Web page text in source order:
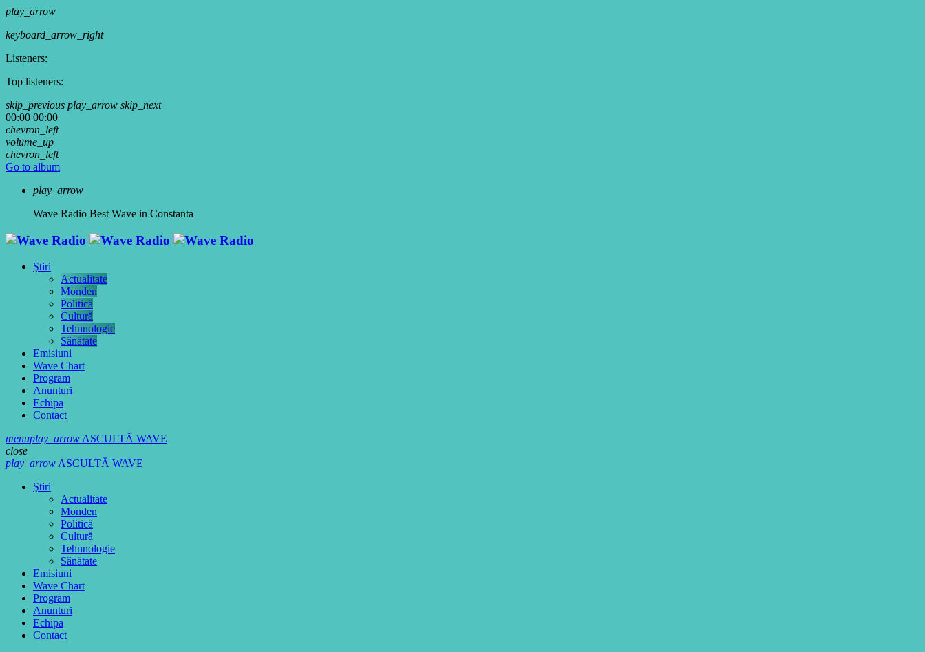
play_arrow
keyboard_arrow_right
Listeners:
Top listeners:
skip_previous play_arrow skip_next
00:00 00:00
chevron_left
volume_up
chevron_left
Go to album
play_arrow
Wave Radio Best Wave in Constanta
Ştiri
Actualitate
Monden
Politică
Cultură
Tehnnologie
Sănătate
Emisiuni
Wave Chart
Program
Anunturi
Echipa
Contact
menuplay_arrowASCULTĂ WAVE
close
play_arrowASCULTĂ WAVE
Ştiri
Actualitate
Monden
Politică
Cultură
Tehnnologie
Sănătate
Emisiuni
Wave Chart
Program
Anunturi
Echipa
Contact